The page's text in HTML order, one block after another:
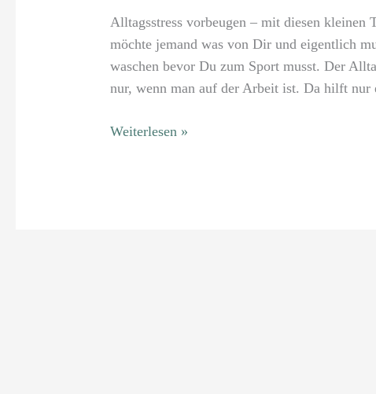
Alltagsstress vorbeugen – mit diesen
möchte jemand was von Dir und eigentlich
waschen bevor Du zum Sport musst. Der
nur, wenn man auf der Arbeit ist. Da hilft
Weiterlesen »